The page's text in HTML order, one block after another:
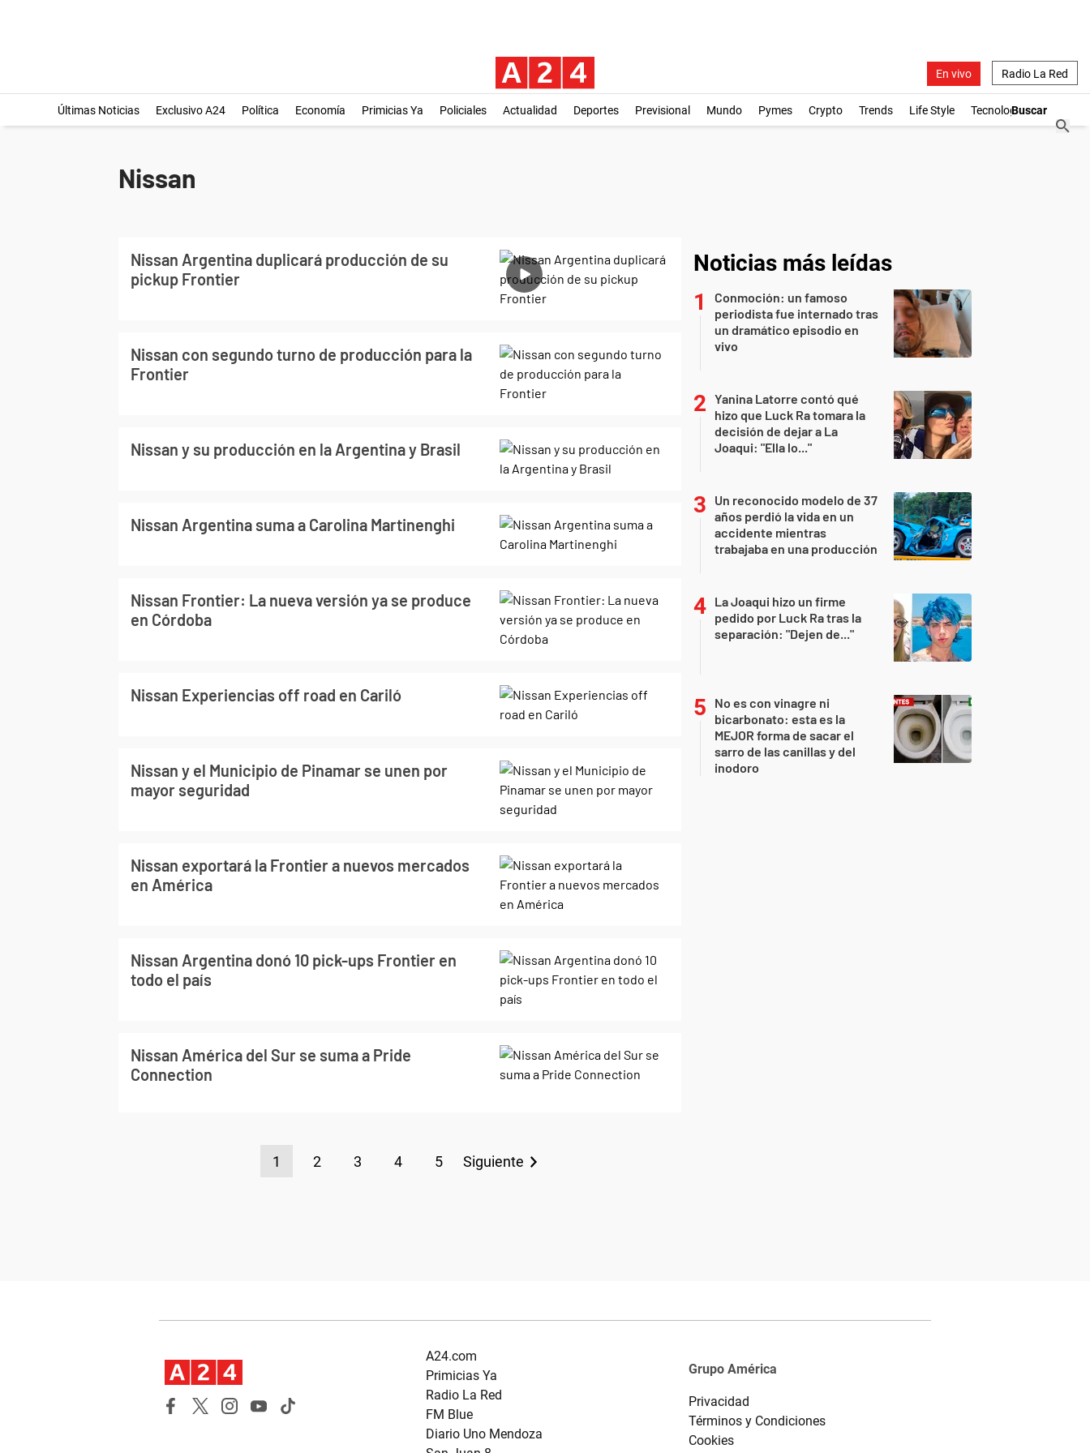
En vivo Radio La Red
Últimas Noticias Exclusivo A24 Política Economía Primicias Ya Policiales Actualidad Deportes Previsional Mundo Pymes Crypto Trends Life Style Tecnología
Nissan
Nissan Argentina duplicará producción de su
pickup Frontier
Nissan con segundo turno de producción para la
Frontier
Nissan y su producción en la Argentina y Brasil
Nissan Argentina suma a Carolina Martinenghi
Nissan Frontier: La nueva versión ya se produce
en Córdoba
Nissan Experiencias off road en Cariló
Nissan y el Municipio de Pinamar se unen por
mayor seguridad
Nissan exportará la Frontier a nuevos mercados
en América
Nissan Argentina donó 10 pick-ups Frontier en
todo el país
Nissan América del Sur se suma a Pride
Connection
1 2 3 4 5 Siguiente
Noticias más leídas
Conmoción: un famoso
periodista fue internado tras
un dramático episodio en
vivo
Yanina Latorre contó qué
hizo que Luck Ra tomara la
decisión de dejar a La
Joaqui: "Ella lo..."
Un reconocido modelo de 37
años perdió la vida en un
accidente mientras
trabajaba en una producción
La Joaqui hizo un firme
pedido por Luck Ra tras la
separación: "Dejen de..."
No es con vinagre ni
bicarbonato: esta es la
MEJOR forma de sacar el
sarro de las canillas y del
inodoro
A24.com
Primicias Ya
Radio La Red
FM Blue
Diario Uno Mendoza
Grupo América
Privacidad
Términos y Condiciones
Cookies